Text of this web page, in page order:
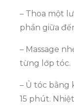
– Thoa một
phần giữa
– Massage
từng lớp tóc.
– Ủ tóc bằng
15 phút.